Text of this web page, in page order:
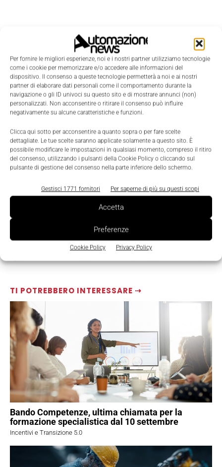
Per fornire le migliori esperienze, noi e i nostri partner utilizziamo tecnologie
come i cookie per memorizzare e/o accedere alle informazioni del
dispositivo. Il consenso a queste tecnologie permetterà a noi e ai nostri
partner di elaborare dati personali come il comportamento durante la
navigazione o gli ID univoci su questo sito e di mostrare annunci (non)
personalizzati. Non acconsentire o ritirare il consenso può influire
negativamente su alcune caratteristiche e funzioni.
Clicca qui sotto per acconsentire a quanto sopra o per fare scelte
dettagliate. Le tue scelte saranno applicate solamente a questo sito. È
possibile modificare le impostazioni in qualsiasi momento, compreso il ritiro
del consenso, utilizzando i pulsanti della Cookie Policy o cliccando sul
pulsante di gestione del consenso nella parte inferiore dello schermo.
Gestisci 1771 fornitori Per saperne di più su questi scopi
Accetta
Preferenze
Cookie Policy Privacy Policy
LEGGI LA RIVISTA ⇢
TI POTREBBERO INTERESSARE ⇢
Bando Competenze, ultima chiamata per la
formazione specialistica dal 10 settembre
Incentivi e Transizione 5.0